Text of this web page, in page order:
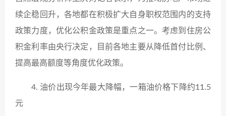
续企稳回升，各地都在积极扩大自身职权范围内的支持
政策力度，优化公积金政策是重点之一。考虑到住房公
积金利率由央行决定，目前各地主要从降低首付比例、
提高最高额度等角度优化政策。
4. 油价出现今年最大降幅，一箱油价格下降约11.5
元